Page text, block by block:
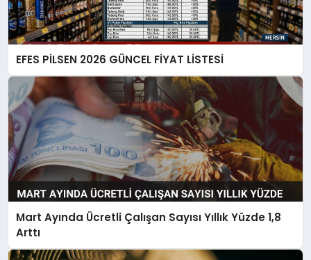
EFES PİLSEN 2026 GÜNCEL FİYAT LİSTESİ
Mart Ayında Ücretli Çalışan Sayısı Yıllık Yüzde 1,8
Arttı